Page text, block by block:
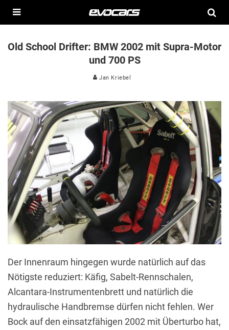
Old School Drifter: BMW 2002 mit Supra-Motor
und 700 PS
Jan Kriebel
Der Innenraum hingegen wurde natürlich auf das
Nötigste reduziert: Käfig, Sabelt-Rennschalen,
Alcantara-Instrumentenbrett und natürlich die
hydraulische Handbremse dürfen nicht fehlen. Wer
Bock auf den einsatzfähigen 2002 mit Überturbo hat,